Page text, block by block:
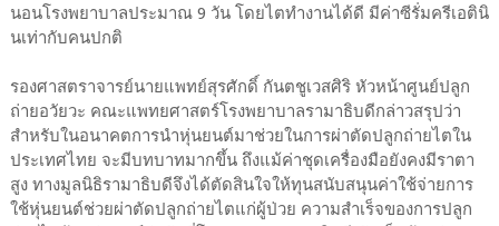
นอนโรงพยาบาลประมาณ 9 วัน โดยไตทำงานได้ดี มีค่าซีรั่มครีเอตินิ
นเท่ากับคนปกติ
รองศาสตราจารย์นายแพทย์สุรศักดิ์ กันตชูเวสศิริ หัวหน้าศูนย์ปลูก
ถ่ายอวัยวะ คณะแพทยศาสตร์โรงพยาบาลรามาธิบดีกล่าวสรุปว่า
สำหรับในอนาคตการนำหุ่นยนต์มาช่วยในการผ่าตัดปลูกถ่ายไตใน
ประเทศไทย จะมีบทบาทมากขึ้น ถึงแม้ค่าชุดเครื่องมือยังคงมีราตา
สูง ทางมูลนิธิรามาธิบดีจึงได้ตัดสินใจให้ทุนสนับสนุนค่าใช้จ่ายการ
ใช้หุ่นยนต์ช่วยผ่าตัดปลูกถ่ายไตแก่ผู้ป่วย ความสำเร็จของการปลูก